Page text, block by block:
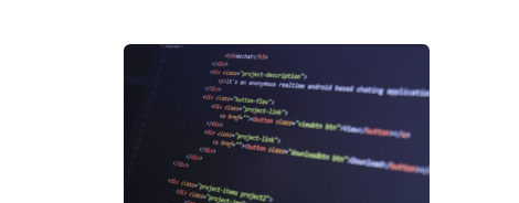
ПОЛЕЗНЫХ
ИНСТРУМЕНТОВ
ДЛЯ
РАБОТЫ